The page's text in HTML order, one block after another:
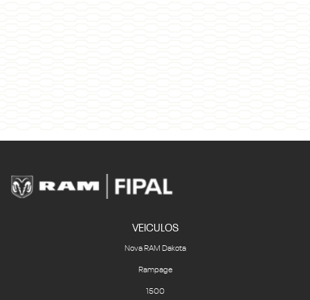
VEICULOS
Nova RAM Dakota
Rampage
1500